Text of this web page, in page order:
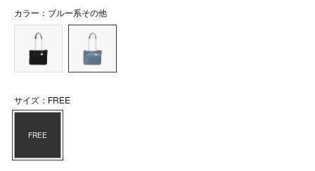
カラー：ブルー系その他
サイズ：FREE
FREE